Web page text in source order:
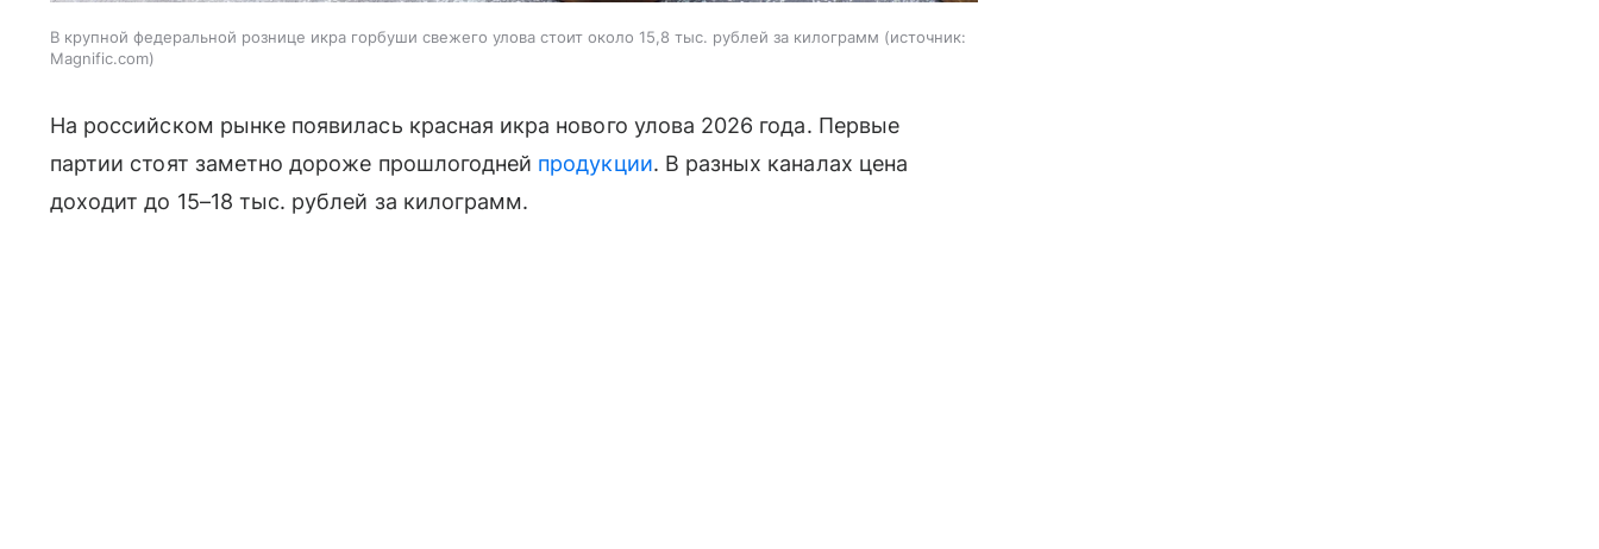
В крупной федеральной рознице икра горбуши свежего улова стоит около 15,8 тыс. рублей за килограмм
источник:
Magnific.com
На российском рынке появилась красная икра нового улова 2026 года. Первые
партии стоят заметно дороже прошлогодней продукции. В разных каналах цена
доходит до 15–18 тыс. рублей за килограмм.